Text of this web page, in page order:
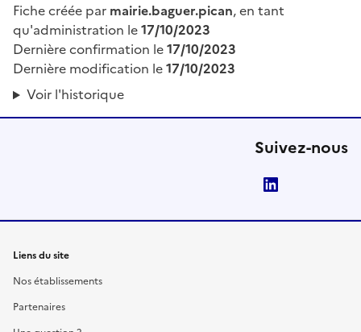
Fiche créée par mairie.baguer.pican, en tant
qu'administration le17/10/2023
Dernière confirmation le17/10/2023
Dernière modification le17/10/2023
Voir l'historique
Suivez-nous
Liens du site
Nos établissements
Partenaires